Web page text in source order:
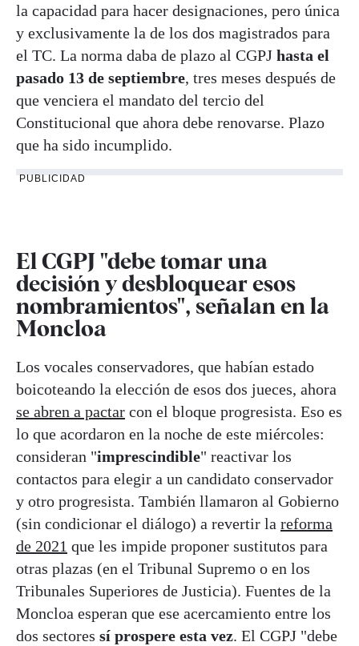
la capacidad para hacer designaciones, pero única
y exclusivamente la de los dos magistrados para
el TC. La norma daba de plazo al CGPJ hasta el
pasado 13 de septiembre, tres meses después de
que venciera el mandato del tercio del
Constitucional que ahora debe renovarse. Plazo
que ha sido incumplido.
PUBLICIDAD
El CGPJ "debe tomar una
decisión y desbloquear esos
nombramientos", señalan en la
Moncloa
Los vocales conservadores, que habían estado
boicoteando la elección de esos dos jueces, ahora
se abren a pactar con el bloque progresista. Eso es
lo que acordaron en la noche de este miércoles:
consideran "imprescindible" reactivar los
contactos para elegir a un candidato conservador
y otro progresista. También llamaron al Gobierno
(sin condicionar el diálogo) a revertir la reforma
de 2021 que les impide proponer sustitutos para
otras plazas (en el Tribunal Supremo o en los
Tribunales Superiores de Justicia). Fuentes de la
Moncloa esperan que ese acercamiento entre los
dos sectores sí prospere esta vez. El CGPJ "debe